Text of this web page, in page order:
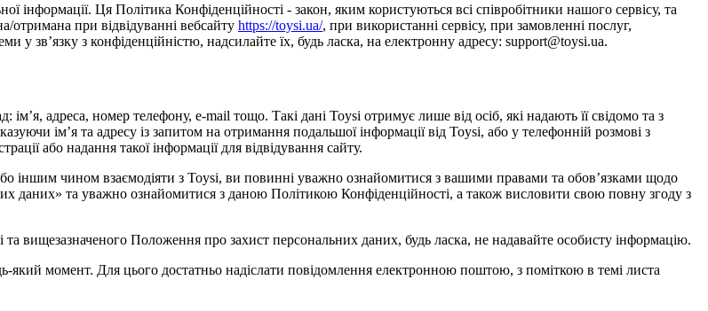
інформації. Ця Політика Конфіденційності - закон, яким користуються всі співробітники нашого сервісу, та
отримана при відвідуванні вебсайту https://toysi.ua/, при використанні сервісу, при замовленні послуг,
зв’язку з конфіденційністю, надсилайте їх, будь ласка, на електронну адресу: support@toysi.ua.
адреса, номер телефону, e-mail тощо. Такі дані Toysi отримує лише від осіб, які надають її свідомо та з
ім’я та адресу із запитом на отримання подальшої інформації від Toysi, або у телефонній розмові з
або надання такої інформації для відвідування сайту.
іншим чином взаємодіяти з Toysi, ви повинні уважно ознайомитися з вашими правами та обов’язками щодо
даних» та уважно ознайомитися з даною Політикою Конфіденційності, а також висловити свою повну згоду з
вищезазначеного Положення про захист персональних даних, будь ласка, не надавайте особисту інформацію.
який момент. Для цього достатньо надіслати повідомлення електронною поштою, з поміткою в темі листа